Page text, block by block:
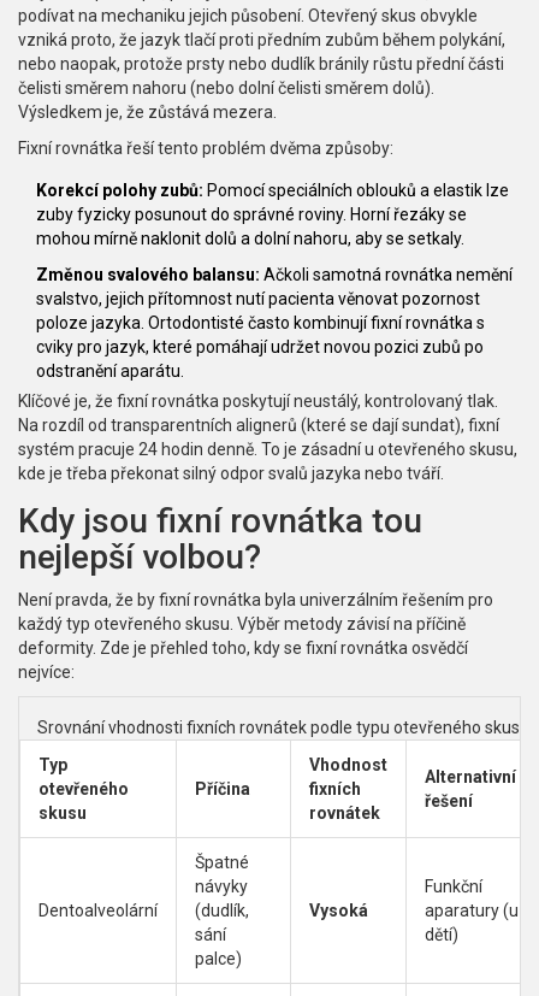
podívat na mechaniku jejich působení. Otevřený skus obvykle
vzniká proto, že jazyk tlačí proti předním zubům během polykání,
nebo naopak, protože prsty nebo dudlík bránily růstu přední části
čelisti směrem nahoru (nebo dolní čelisti směrem dolů).
Výsledkem je, že zůstává mezera.
Fixní rovnátka řeší tento problém dvěma způsoby:
Korekcí polohy zubů: Pomocí speciálních oblouků a elastik lze
zuby fyzicky posunout do správné roviny. Horní řezáky se
mohou mírně naklonit dolů a dolní nahoru, aby se setkaly.
Změnou svalového balansu: Ačkoli samotná rovnátka nemění
svalstvo, jejich přítomnost nutí pacienta věnovat pozornost
poloze jazyka. Ortodontisté často kombinují fixní rovnátka s
cviky pro jazyk, které pomáhají udržet novou pozici zubů po
odstranění aparátu.
Klíčové je, že fixní rovnátka poskytují neustálý, kontrolovaný tlak.
Na rozdíl od transparentních alignerů (které se dají sundat), fixní
systém pracuje 24 hodin denně. To je zásadní u otevřeného skusu,
kde je třeba překonat silný odpor svalů jazyka nebo tváří.
Kdy jsou fixní rovnátka tou
nejlepší volbou?
Není pravda, že by fixní rovnátka byla univerzálním řešením pro
každý typ otevřeného skusu. Výběr metody závisí na příčině
deformity. Zde je přehled toho, kdy se fixní rovnátka osvědčí
nejvíce:
Srovnání vhodnosti fixních rovnátek podle typu otevřeného skusu
Typ
otevřeného
skusu
Příčina
Vhodnost
fixních
rovnátek
Alternativní
řešení
Dentoalveolární
Špatné
návyky
(dudlík,
sání
palce)
Vysoká
Funkční
aparatury (u
dětí)